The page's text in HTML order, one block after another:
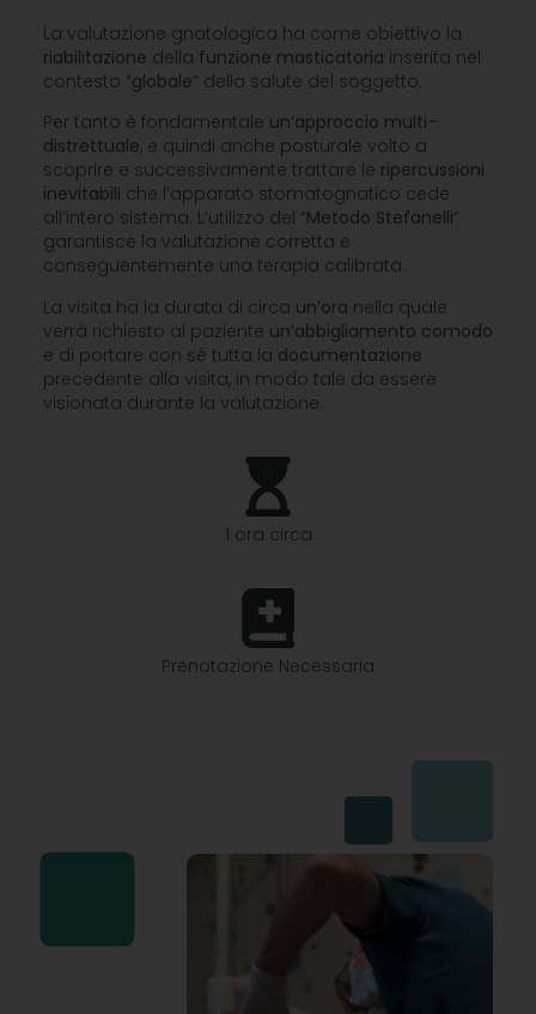
La valutazione gnatologica ha come obiettivo la
riabilitazione della funzione masticatoria inserita nel
contesto “globale” della salute del soggetto.
Per tanto è fondamentale un’approccio multi–
distrettuale, e quindi anche posturale volto a
scoprire e successivamente trattare le ripercussioni
inevitabili che l’apparato stomatognatico cede
all’intero sistema. L’utilizzo del “Metodo Stefanelli”
garantisce la valutazione corretta e
conseguentemente una terapia calibrata.
La visita ha la durata di circa un’ora nella quale
verrà richiesto al paziente un’abbigliamento comodo
e di portare con sé tutta la documentazione
precedente alla visita, in modo tale da essere
visionata durante la valutazione.
1 ora circa
Prenotazione Necessaria